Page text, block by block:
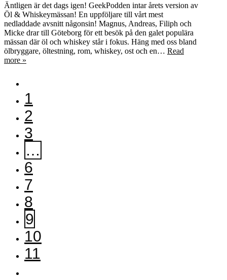
Äntligen är det dags igen! GeekPodden intar årets version av
Öl & Whiskeymässan! En uppföljare till vårt mest
nedladdade avsnitt någonsin! Magnus, Andreas, Filiph och
Micke drar till Göteborg för ett besök på den galet populära
mässan där öl och whiskey står i fokus. Häng med oss bland
ölbryggare, öltestning, rom, whiskey, ost och en… Read
more »
1
2
3
…
6
7
8
9
10
11